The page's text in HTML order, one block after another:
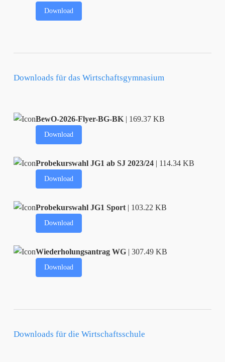
Download
Downloads für das Wirtschaftsgymnasium
BewO-2026-Flyer-BG-BK | 169.37 KB
Download
Probekurswahl JG1 ab SJ 2023/24 | 114.34 KB
Download
Probekurswahl JG1 Sport | 103.22 KB
Download
Wiederholungsantrag WG | 307.49 KB
Download
Downloads für die Wirtschaftsschule